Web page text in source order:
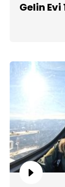
Gelin Evi